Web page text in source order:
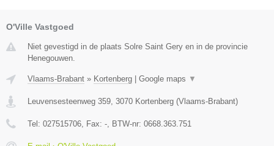
O'Ville Vastgoed
Niet gevestigd in de plaats Solre Saint Gery en in de provincie
Henegouwen.
Vlaams-Brabant » Kortenberg Google maps ▼
Leuvensesteenweg 359, 3070 Kortenberg (Vlaams-Brabant)
Tel: 027515706, Fax: -, BTW-nr: 0668.363.751